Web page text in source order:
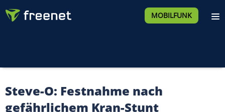
MOBILFUNK
Steve-O: Festnahme nach
gefährlichem Kran-Stunt